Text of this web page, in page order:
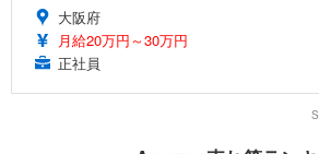
大阪府
月給20万円～30万円
正社員